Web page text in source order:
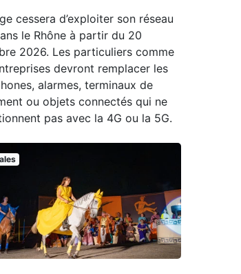
cessera d’exploiter son réseau
le Rhône à partir du 20
2026. Les particuliers comme
devront remplacer les
alarmes, terminaux de
ou objets connectés qui ne
pas avec la 4G ou la 5G.